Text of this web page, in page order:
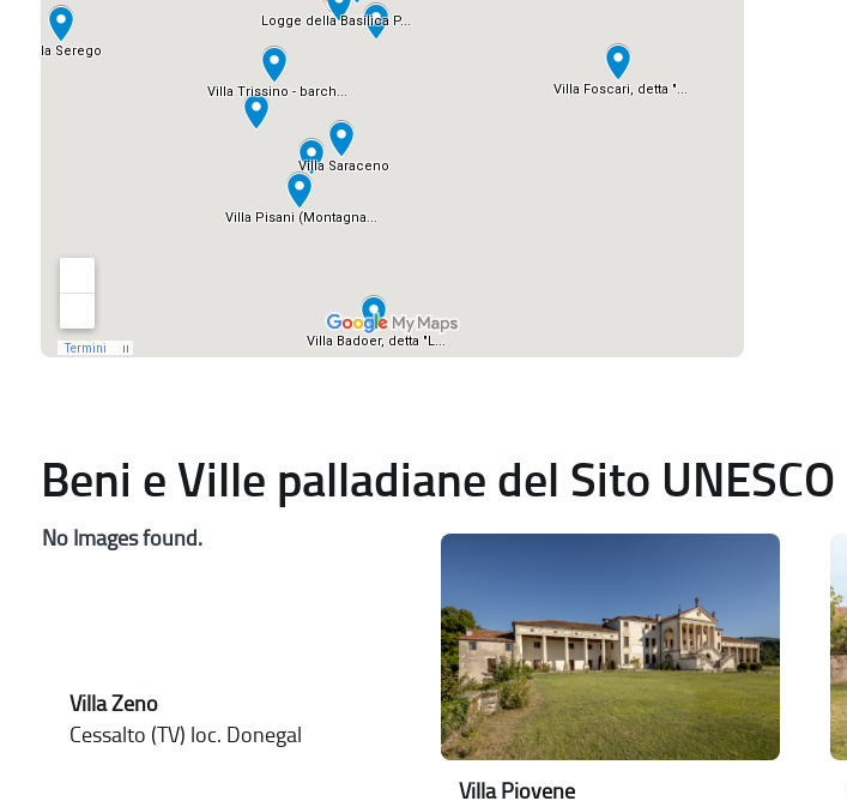
Beni e Ville palladiane del Sito UNESCO
No Images found.
Villa Zeno
Cessalto (TV) loc. Donegal
Villa Piovene